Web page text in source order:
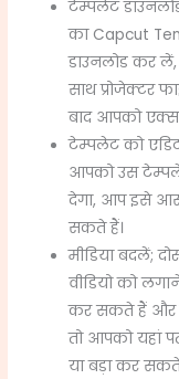
टेम्पलेट
का Capcut
डाउनलोड कर
साथ प्रोजेक्टर
बाद आपको
टेम्पलेट को
आपको उस
देगा, आप इसे
सकते हैं।
मीडिया बदलें;
वीडियो को
कर सकते हैं और
तो आपको यहां
या बड़ा कर